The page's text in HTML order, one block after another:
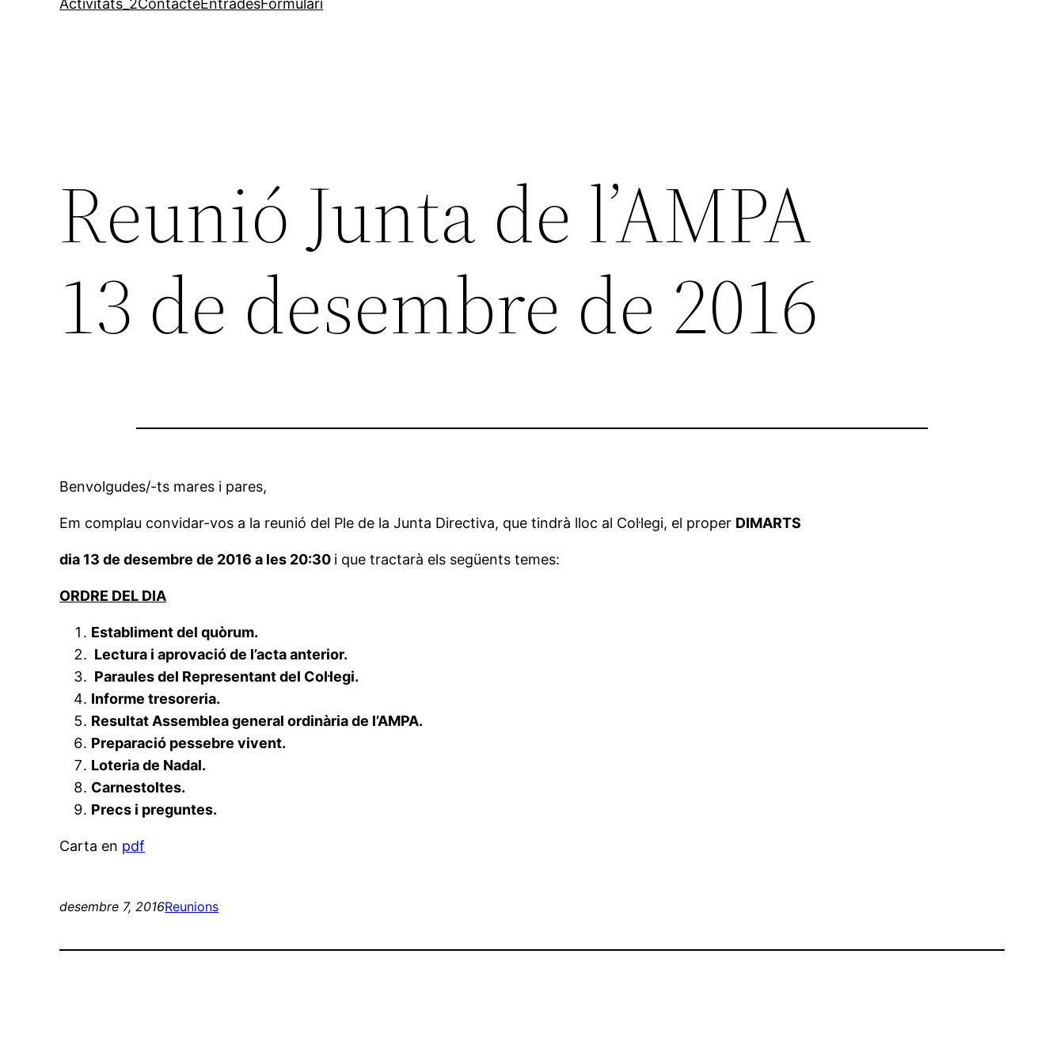
Activitats_2ContacteEntradesFormulari
Reunió Junta de l’AMPA
13 de desembre de 2016
Benvolgudes/-ts mares i pares,
Em complau convidar-vos a la reunió del Ple de la Junta Directiva, que tindrà lloc al Col·legi, el proper DIMARTS
dia 13 de desembre de 2016 a les 20:30 i que tractarà els següents temes:
ORDRE DEL DIA
Establiment del quòrum.
Lectura i aprovació de l’acta anterior.
Paraules del Representant del Col·legi.
Informe tresoreria.
Resultat Assemblea general ordinària de l’AMPA.
Preparació pessebre vivent.
Loteria de Nadal.
Carnestoltes.
Precs i preguntes.
Carta en pdf
desembre 7, 2016Reunions